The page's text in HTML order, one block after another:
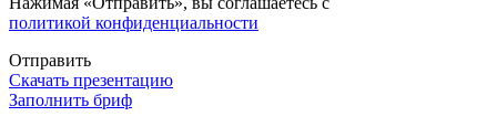
политикой конфиденциальности
Отправить
Скачать презентацию
Заполнить бриф